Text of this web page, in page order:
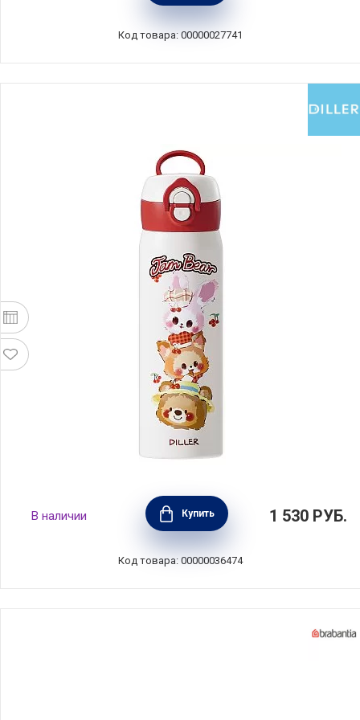
Зеландия, SI881523
Код товара: 00000027741
Термос-бутылка вакуумная Jam Bear, объем
480 мл, нержавеющая сталь, Diller, D9370-
480
В наличии Купить 1 530 РУБ.
Код товара: 00000036474